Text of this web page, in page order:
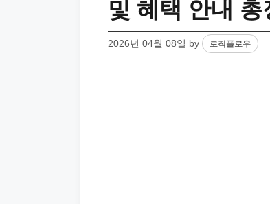
및 혜택 안내 총
2026년 04월 08일 by 로직플로우